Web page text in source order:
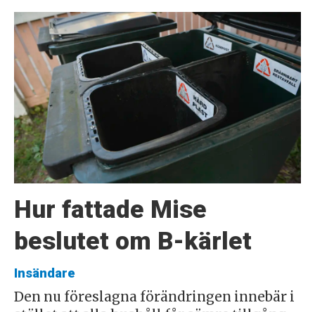
Hur fattade Mise
beslutet om B-kärlet
Insändare
Den nu föreslagna förändringen innebär i